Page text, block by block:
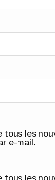
tous les
e-mail.
tous les